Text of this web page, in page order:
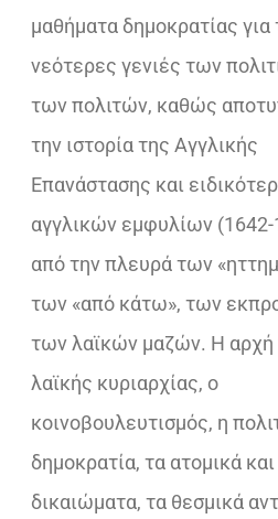
μαθήματα δημοκρατίας για
νεότερες γενιές των
των πολιτών, καθώς
την ιστορία της Αγγλικής
Επανάστασης και
αγγλικών εμφυλίων
από την πλευρά των
των «από κάτω», των
των λαϊκών μαζών. Η αρχή
λαϊκής κυριαρχίας, ο
κοινοβουλευτισμός, η
δημοκρατία, τα ατομικά και
δικαιώματα, τα θεσμικά